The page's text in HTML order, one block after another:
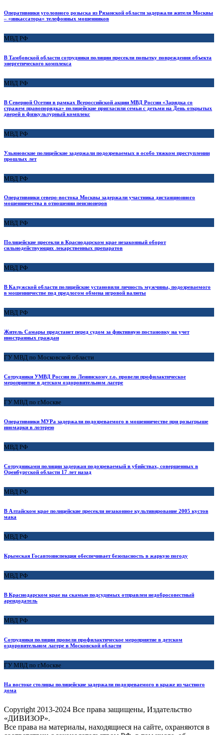
Оперативники уголовного розыска из Рязанской области задержали жителя Москвы
– «инкассатора» телефонных мошенников
МВД РФ
В Тамбовской области сотрудники полиции пресекли попытку повреждения объекта
энергетического комплекса
МВД РФ
В Северной Осетии в рамках Всероссийской акции МВД России «Зарядка со
стражем правопорядка» полицейские пригласили семьи с детьми на День открытых
дверей в физкультурный комплекс
МВД РФ
Ульяновские полицейские задержали подозреваемых в особо тяжком преступлении
прошлых лет
МВД РФ
Оперативники северо-востока Москвы задержали участника дистанционного
мошенничества в отношении пенсионеров
МВД РФ
Полицейские пресекли в Краснодарском крае незаконный оборот
сильнодействующих лекарственных препаратов
МВД РФ
В Калужской области полицейские установили личность мужчины, подозреваемого
в мошенничестве под предлогом обмена игровой валюты
МВД РФ
Житель Самары предстанет перед судом за фиктивную постановку на учет
иностранных граждан
ГУ МВД по Московской области
Сотрудники УМВД России по Ленинскому г.о. провели профилактическое
мероприятие в детском оздоровительном лагере
ГУ МВД по г.Москве
Оперативники МУРа задержали подозреваемого в мошенничестве при розыгрыше
иномарки в лотерею
МВД РФ
Сотрудниками полиции задержан подозреваемый в убийствах, совершенных в
Оренбургской области 17 лет назад
МВД РФ
В Алтайском крае полицейские пресекли незаконное культивирование 2005 кустов
мака
МВД РФ
Крымская Госавтоинспекция обеспечивает безопасность в жаркую погоду
МВД РФ
В Краснодарском крае на скамью подсудимых отправлен недобросовестный
арендодатель
МВД РФ
Сотрудники полиции провели профилактическое мероприятие в детском
оздоровительном лагере в Московской области
ГУ МВД по г.Москве
На востоке столицы полицейские задержали подозреваемого в краже из частного
дома
Copyright 2013-2024 Все права защищены, Издательство
«ДИВИЗОР».
Все права на материалы, находящиеся на сайте, охраняются в